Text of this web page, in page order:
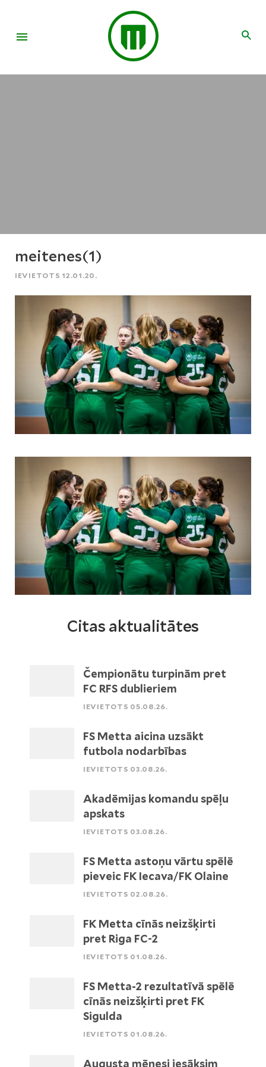
meitenes(1)
IEVIETOTS 12.01.20.
Citas aktualitātes
Čempionātu turpinām pret
FC RFS dublieriem
IEVIETOTS 05.08.26.
FS Metta aicina uzsākt
futbola nodarbības
IEVIETOTS 03.08.26.
Akadēmijas komandu spēļu
apskats
IEVIETOTS 03.08.26.
FS Metta astoņu vārtu spēlē
pieveic FK Iecava/FK Olaine
IEVIETOTS 02.08.26.
FK Metta cīnās neizšķirti
pret Riga FC-2
IEVIETOTS 01.08.26.
FS Metta-2 rezultatīvā spēlē
cīnās neizšķirti pret FK
Sigulda
IEVIETOTS 01.08.26.
Augusta mēnesi iesāksim